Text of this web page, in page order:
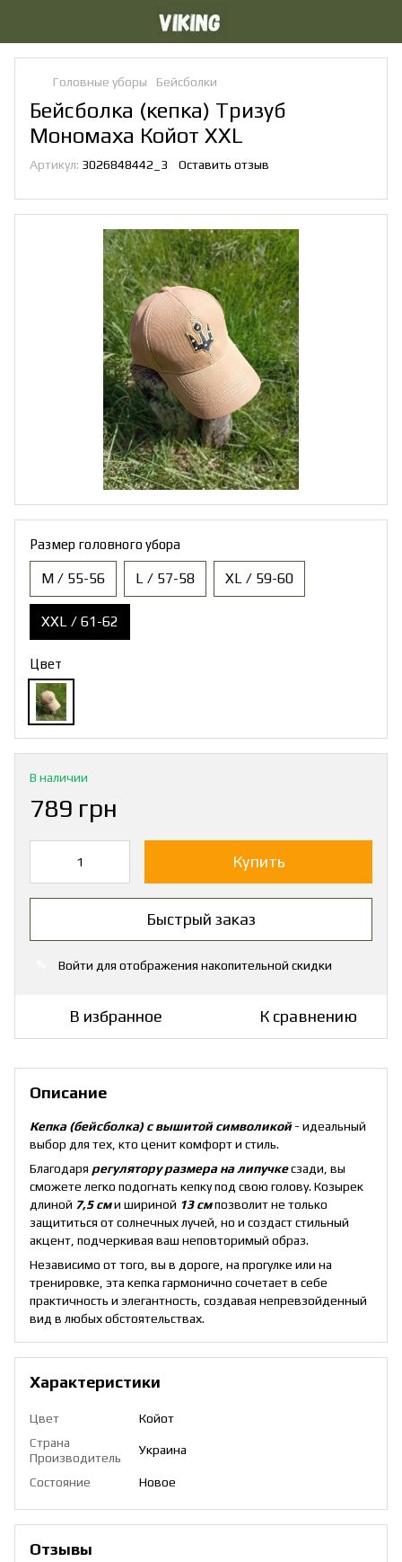
Головные уборы Бейсболки
Бейсболка (кепка) Тризуб
Мономаха Койот XXL
Артикул: 3026848442_3 Оставить отзыв
Размер головного убора
M / 55-56 L / 57-58 XL / 59-60
XXL / 61-62
Цвет
В наличии
789 грн
Купить
Быстрый заказ
Войти для отображения накопительной скидки
В избранное К сравнению
Описание
Кепка (бейсболка) с вышитой символикой- идеальный
выбор для тех, кто ценит комфорт и стиль.
Благодаря регулятору размера на липучкесзади, вы
сможете легко подогнать кепку под свою голову. Козырек
длиной 7,5 сми шириной 13 смпозволит не только
защититься от солнечных лучей, но и создаст стильный
акцент, подчеркивая ваш неповторимый образ.
Независимо от того, вы в дороге, на прогулке или на
тренировке, эта кепка гармонично сочетает в себе
практичность и элегантность, создавая непревзойденный
вид в любых обстоятельствах.
Характеристики
Цвет
Койот
Страна
Производитель
Украина
Состояние Новое
Отзывы